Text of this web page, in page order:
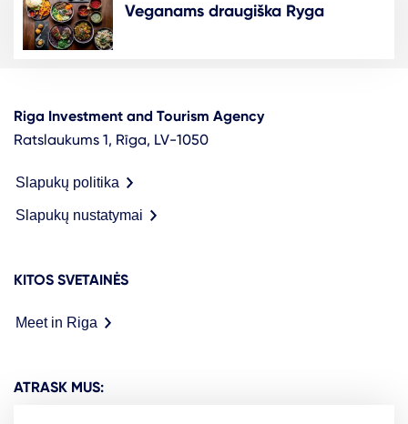
Veganams draugiška Ryga
Riga Investment and Tourism Agency
Ratslaukums 1, Rīga, LV-1050
Slapukų politika
Slapukų nustatymai
KITOS SVETAINĖS
Meet in Riga
ATRASK MUS: